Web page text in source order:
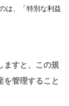
は、「特別な利益
ますと、この規
を管理すること